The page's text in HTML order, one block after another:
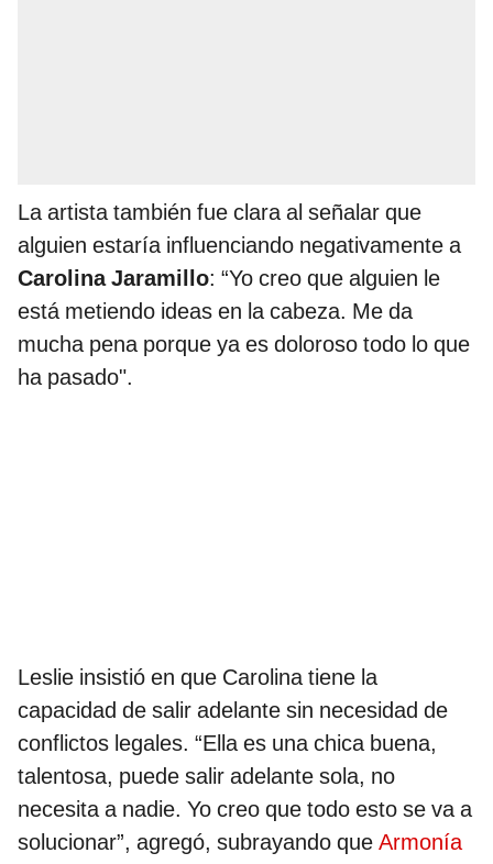
La artista también fue clara al señalar que
alguien estaría influenciando negativamente a
Carolina Jaramillo: “Yo creo que alguien le
está metiendo ideas en la cabeza. Me da
mucha pena porque ya es doloroso todo lo que
ha pasado".
Leslie insistió en que Carolina tiene la
capacidad de salir adelante sin necesidad de
conflictos legales. “Ella es una chica buena,
talentosa, puede salir adelante sola, no
necesita a nadie. Yo creo que todo esto se va a
solucionar”, agregó, subrayando que Armonía